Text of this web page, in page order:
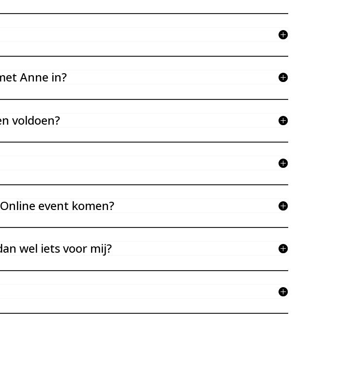
Anne in?
voldoen?
event komen?
wel iets voor mij?